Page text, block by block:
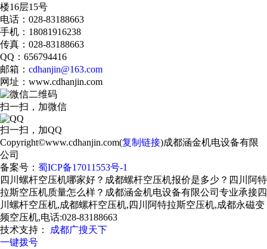
楼16层15号
电话：028-83188663
手机：18081916238
传真：028-83188663
QQ：656794416
邮箱： cdhanjin@163.com
网址：www.cdhanjin.com
扫一扫，加微信
扫一扫，加QQ
Copyright©www.cdhanjin.com(复制链接)成都涵金机电设备有限
公司
备案号： 蜀ICP备17011553号-1
四川螺杆空压机哪家好？成都螺杆空压机报价是多少？四川阿特
拉斯空压机质量怎么样？成都涵金机电设备有限公司专业承接四
川螺杆空压机,成都螺杆空压机,四川阿特拉斯空压机,成都永磁变
频空压机,电话:028-83188663
技术支持：
成都广搜天下
一键拨号